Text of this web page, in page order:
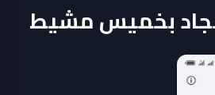
بخميس مشيط